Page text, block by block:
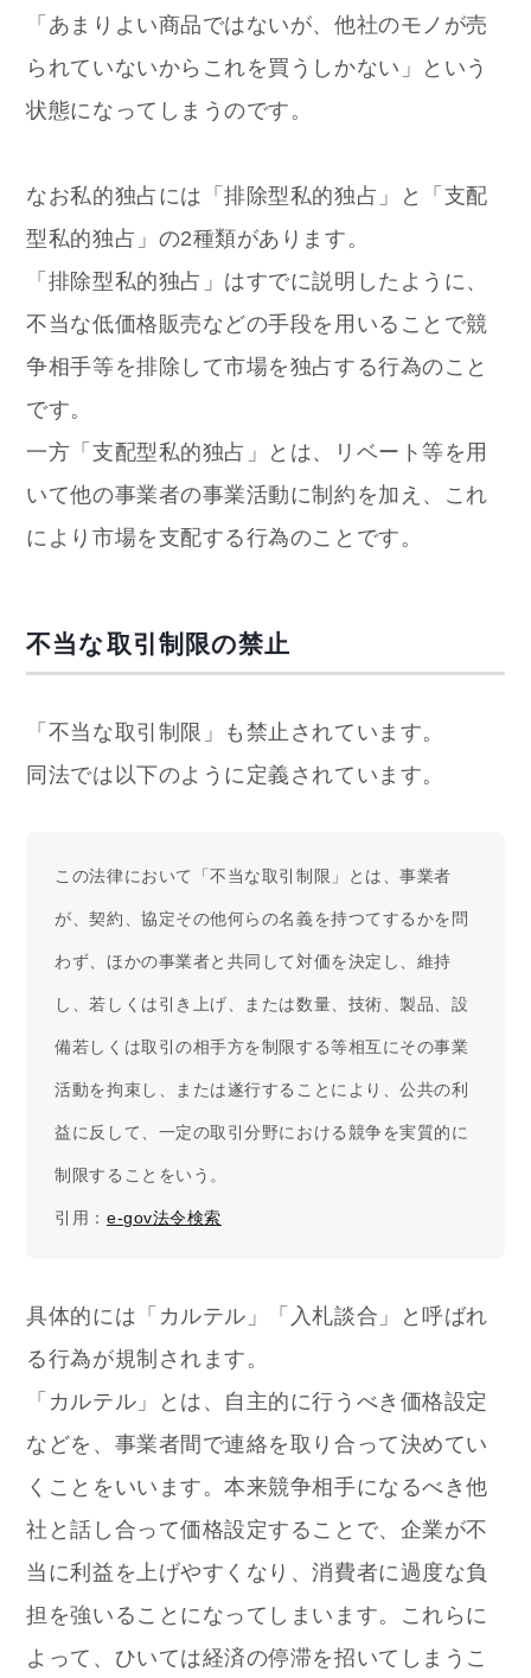
「あまりよい商品ではないが、他社のモノが売
られていないからこれを買うしかない」という
状態になってしまうのです。
なお私的独占には「排除型私的独占」と「支配
型私的独占」の2種類があります。
「排除型私的独占」はすでに説明したように、
不当な低価格販売などの手段を用いることで競
争相手等を排除して市場を独占する行為のこと
です。
一方「支配型私的独占」とは、リベート等を用
いて他の事業者の事業活動に制約を加え、これ
により市場を支配する行為のことです。
不当な取引制限の禁止
「不当な取引制限」も禁止されています。
同法では以下のように定義されています。
この法律において「不当な取引制限」とは、事業者
が、契約、協定その他何らの名義を持つてするかを問
わず、ほかの事業者と共同して対価を決定し、維持
し、若しくは引き上げ、または数量、技術、製品、設
備若しくは取引の相手方を制限する等相互にその事業
活動を拘束し、または遂行することにより、公共の利
益に反して、一定の取引分野における競争を実質的に
制限することをいう。
引用：e-gov法令検索
具体的には「カルテル」「入札談合」と呼ばれ
る行為が規制されます。
「カルテル」とは、自主的に行うべき価格設定
などを、事業者間で連絡を取り合って決めてい
くことをいいます。本来競争相手になるべき他
社と話し合って価格設定することで、企業が不
当に利益を上げやすくなり、消費者に過度な負
担を強いることになってしまいます。これらに
よって、ひいては経済の停滞を招いてしまうこ